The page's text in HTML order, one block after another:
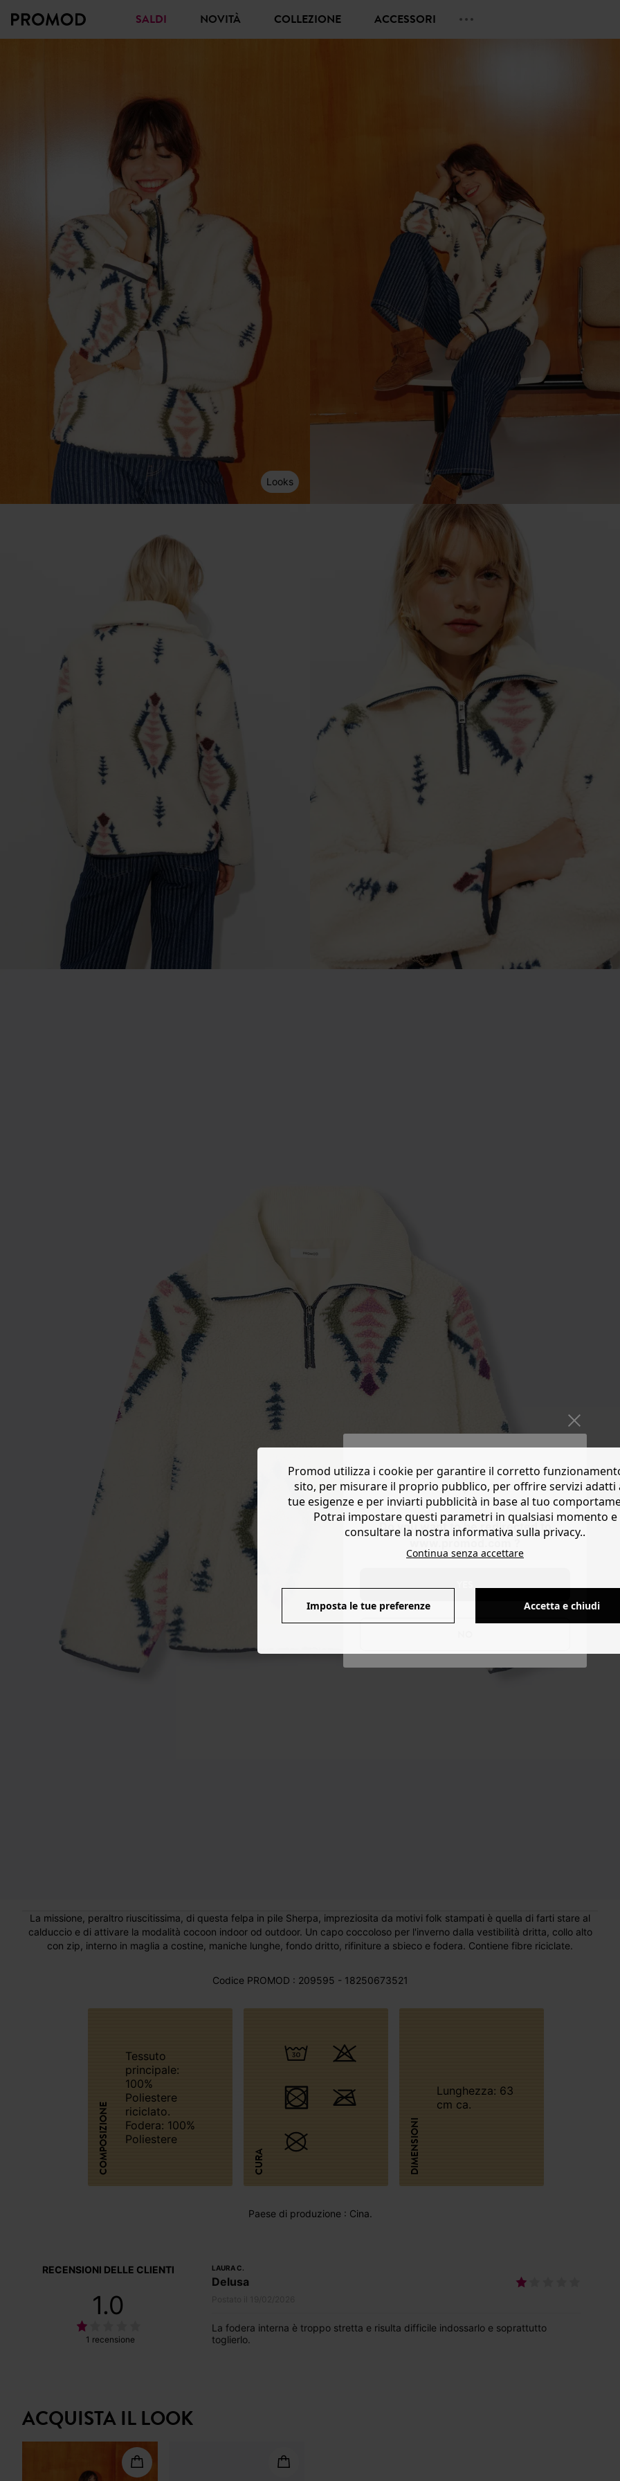
Do you want to be redirected to
SALDI NOVITÀ COLLEZIONE ACCESSORI
Looks
La missione, peraltro riuscitissima, di questa felpa in pile Sherpa, impreziosita da motivi folk stampati è quella di farti stare al
calduccio e di attivare la modalità cocoon indoor od outdoor. Un capo coccoloso per l'inverno dalla vestibilità dritta, collo alto
con zip, interno in maglia a costine, maniche lunghe, fondo dritto, rifiniture a sbieco e fodera. Contiene fibre riciclate.
Codice PROMOD : 209595 - 18250673521
COMPOSIZIONE
Tessuto
principale:
100%
Poliestere
riciclato.
Fodera: 100%
Poliestere
CURA DIMENSIONI
Lunghezza: 63
cm ca.
Paese di produzione : Cina.
RECENSIONI DELLE CLIENTI
1.0
1 recensione
LAURA C.
Delusa
La fodera interna è troppo stretta e risulta difficile indossarlo e soprattutto
toglierlo.
ACQUISTA IL LOOK
Promod utilizza i cookie per garantire il corretto
sito, per misurare il proprio pubblico, per offrire servizi adatti
tue esigenze e per inviarti pubblicità in base al tuo
Potrai impostare questi parametri in qualsiasi momento e
consultare la nostra informativa sulla privacy..
Continua senza accettare
Imposta le tue preferenze Accetta e chiudi